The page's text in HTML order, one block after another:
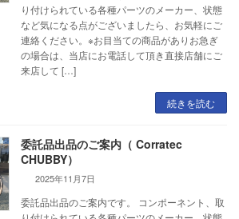
り付けられている各種パーツのメーカー、状態
など気になる点がございましたら、お気軽にご
連絡ください。※お目当ての商品がありお急ぎ
の場合は、当店にお電話して頂き直接店舗にご
来店して […]
続きを読む
委託品出品のご案内（ Corratec
CHUBBY）
2025年11月7日
委託品出品のご案内です。 コンポーネント、取